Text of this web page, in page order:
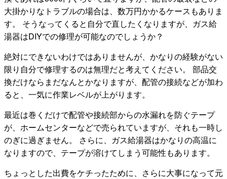
大掛かりなトラブルの場合は、数万円かかるケースもありま
す。 そうなってくると自分で直したくなりますが、ガス給
湯器はDIYでの修理が可能なのでしょうか？
絶対にできないわけではありませんが、かなりの経験がない
限り自分で修理するのは無理だと考えてください。 部品交
換だけならまだなんとかなりますが、配管の接続などが加わ
ると、一気に作業レベルが上がります。
最近は巻くだけで配管や接続部からの水漏れを防ぐテープ
が、ホームセンターなどで売られていますが、それも一時し
のぎに過ぎません。 さらに、ガス給湯器はかなりの高温に
なりますので、テープが溶けてしまう可能性もあります。
ちょっとした出費をケチったために、さらに大事になって元